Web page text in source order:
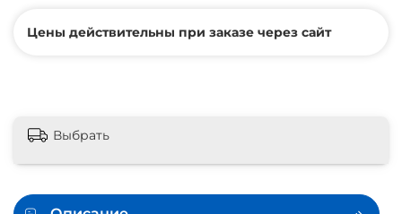
Цены действительны при заказе через сайт
Выбрать